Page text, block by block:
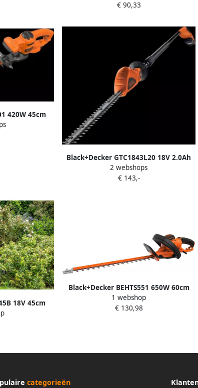
accu en lader GTC18452PCB-XJ
€ 90,33
420W 45cm
QS
Black+Decker GTC1843L20 18V 2.0Ah
43cm Heggenschaar steel GTC1843L20-
QW
2 webshops
€ 143,-
18V 45cm
accu
Black+Decker BEHTS551 650W 60cm
Twist Heggenschaar SB BEHTS551-QS
1 webshop
€ 130,98
categorieën